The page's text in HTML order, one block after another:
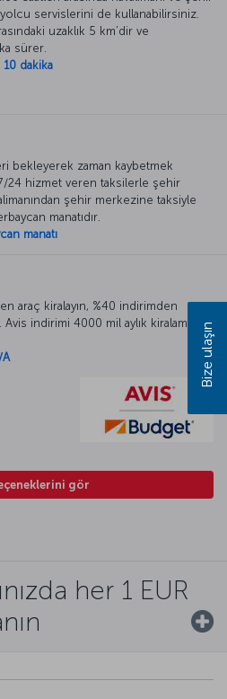
servislerini de kullanabilirsiniz.
uzaklık 5 km’dir ve
sürer.
10 dakika
bekleyerek zaman kaybetmek
7/24 hizmet veren taksilerle şehir
şehir merkezine taksiyle
manatıdır.
manatı
araç kiralayın, %40 indirimden
Avis indirimi 4000 mil aylık kiralamada
A
gör
her 1 EUR
Bize ulaşın